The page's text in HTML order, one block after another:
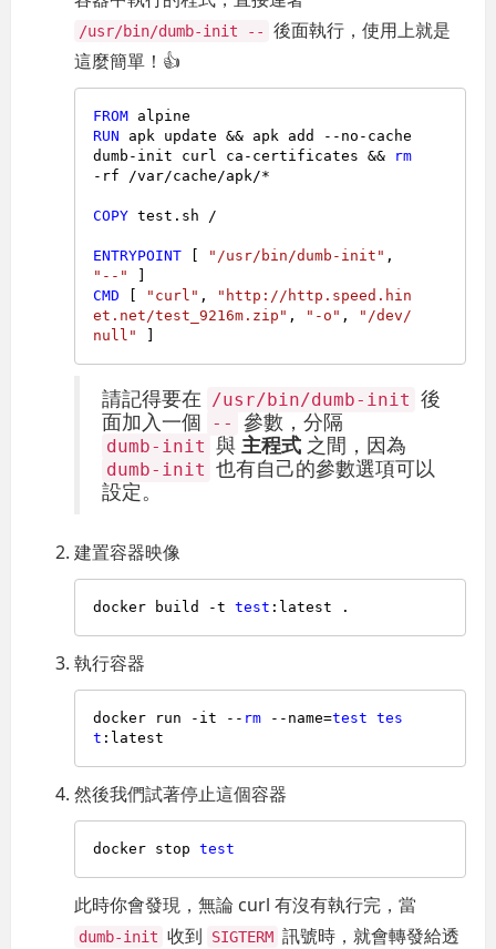
/usr/bin/dumb-init --
後面執行，使用上就是
這麼簡單！👍
FROM
RUN apk update && apk add --no-cache
dumb-init curl ca-certificates &&
rm
-rf /var/cache/apk/*
COPY test.sh /
ENTRYPOINT [ "/usr/bin/dumb-init"
"--"
]
CMD [ "curl" ,
"http://http.speed.hin
et.net/test_9216m.zip" , "-o" ,
"/dev/
null"
]
請記得要在 /usr/bin/dumb-init 後
面加入一個
-- 參數，分隔
dumb-init 與 主程式 之間，因為
dumb-init 也有自己的參數選項可以
設定。
建置容器映像
docker build -t test
執行容器
docker run -it -- rm --name=test
tes
t
然後我們試著停止這個容器
docker stop test
此時你會發現，無論 curl 有沒有執行完，當
dumb-init 收到 SIGTERM 訊號時，就會轉發給透